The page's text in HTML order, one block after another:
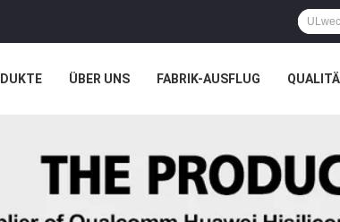
ÜBER UNS FABRIK-AUSFLUG